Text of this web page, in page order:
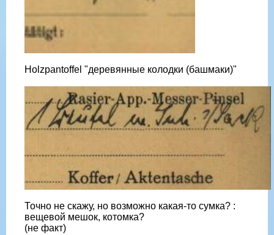
Holzpantoffel "деревянные колодки (башмаки)"
Точно не скажу, но возможно какая-то сумка? :
вещевой мешок, котомка?
(не факт)